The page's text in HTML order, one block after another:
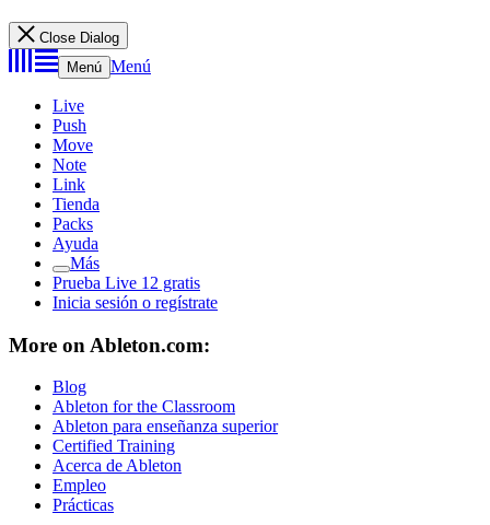
Close Dialog
Menú Menú
Live
Push
Move
Note
Link
Tienda
Packs
Ayuda
Más
Prueba Live 12 gratis
Inicia sesión o regístrate
More on Ableton.com:
Blog
Ableton for the Classroom
Ableton para enseñanza superior
Certified Training
Acerca de Ableton
Empleo
Prácticas